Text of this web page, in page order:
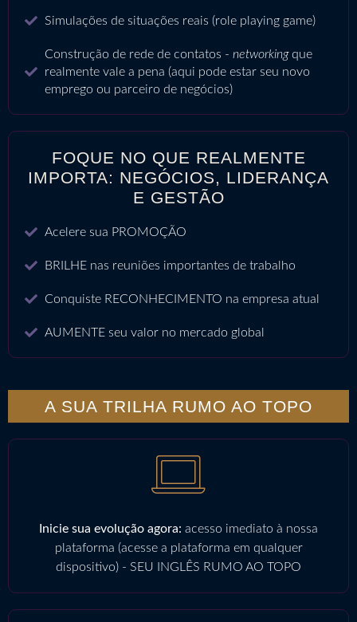
Simulações de situações reais (role playing game)
Construção de rede de contatos - networkingque
realmente vale a pena (aqui pode estar seu novo
emprego ou parceiro de negócios)
FOQUE NO QUE REALMENTE
IMPORTA: NEGÓCIOS, LIDERANÇA
E GESTÃO
Acelere sua PROMOÇÃO
BRILHE nas reuniões importantes de trabalho
Conquiste RECONHECIMENTO na empresa atual
AUMENTE seu valor no mercado global
A SUA TRILHA RUMO AO TOPO
Inicie sua evolução agora: acesso imediato à nossa
plataforma (acesse a plataforma em qualquer
dispositivo) - SEU INGLÊS RUMO AO TOPO